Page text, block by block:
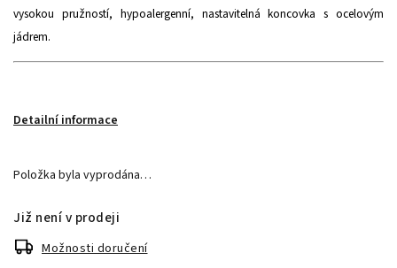
vysokou pružností, hypoalergenní, nastavitelná koncovka s ocelovým
jádrem.
Detailní informace
Položka byla vyprodána…
Již není v prodeji
Možnosti doručení